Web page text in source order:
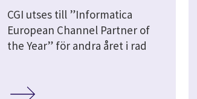
CGI utses till ”Informatica
European Channel Partner of
the Year” för andra året i rad